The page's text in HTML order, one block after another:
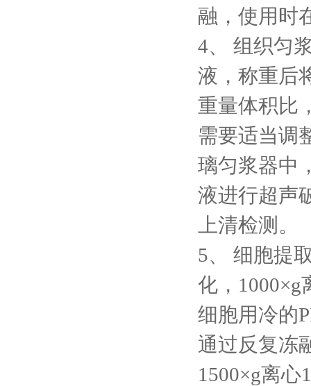
融，使用时
4、 组织匀
液，称重后
重量体积比
需要适当调
璃匀浆器中
液进行超声
上清检测。
5、 细胞提
化，1000×g
细胞用冷的
通过反复冻
1500×g离